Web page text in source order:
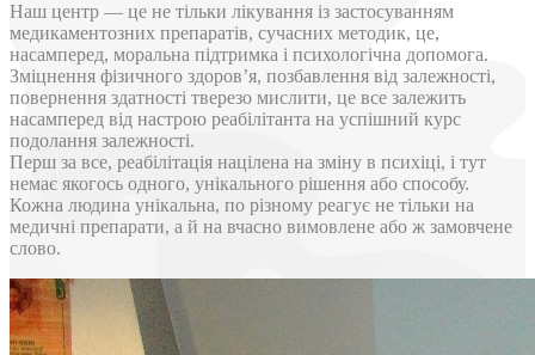
Наш центр — це не тільки лікування із застосуванням
медикаментозних препаратів, сучасних методик, це,
насамперед, моральна підтримка і психологічна допомога.
Зміцнення фізичного здоров’я, позбавлення від залежності,
повернення здатності тверезо мислити, це все залежить
насамперед від настрою реабілітанта на успішний курс
подолання залежності.
Перш за все, реабілітація націлена на зміну в психіці, і тут
немає якогось одного, унікального рішення або способу.
Кожна людина унікальна, по різному реагує не тільки на
медичні препарати, а й на вчасно вимовлене або ж замовчене
слово.